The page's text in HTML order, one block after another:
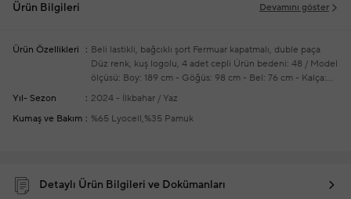
Ürün Bilgileri Devamını göster
Ürün Özellikleri Beli lastikli, bağcıklı şort Fermuar kapatmalı, duble paça
Düz renk, kuş logolu, 4 adet cepli Ürün bedeni: 48 / Model
ölçüsü: Boy: 189 cm - Göğüs: 98 cm - Bel: 76 cm - Kalça:
97 cm
Yeni sezon hazır giyim alışverişlerinizde ücretsiz
tadilat yapılmaktadır
Yıl- Sezon
2024 - İlkbahar / Yaz
Kumaş ve Bakım
%65 Lyocell,%35 Pamuk
Detaylı Ürün Bilgileri ve Dokümanları